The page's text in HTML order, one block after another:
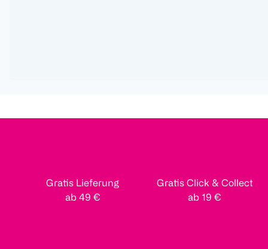
Gratis Lieferung
ab 49 €
Gratis Click & Collect
ab 19 €